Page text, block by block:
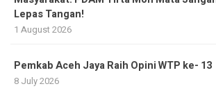
Lepas Tangan!
1 August 2026
Pemkab Aceh Jaya Raih Opini WTP ke- 13
8 July 2026